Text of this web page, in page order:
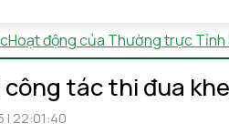
Hoạt động của Thường trực Tỉnh
công tác thi đua
| 22:01:40